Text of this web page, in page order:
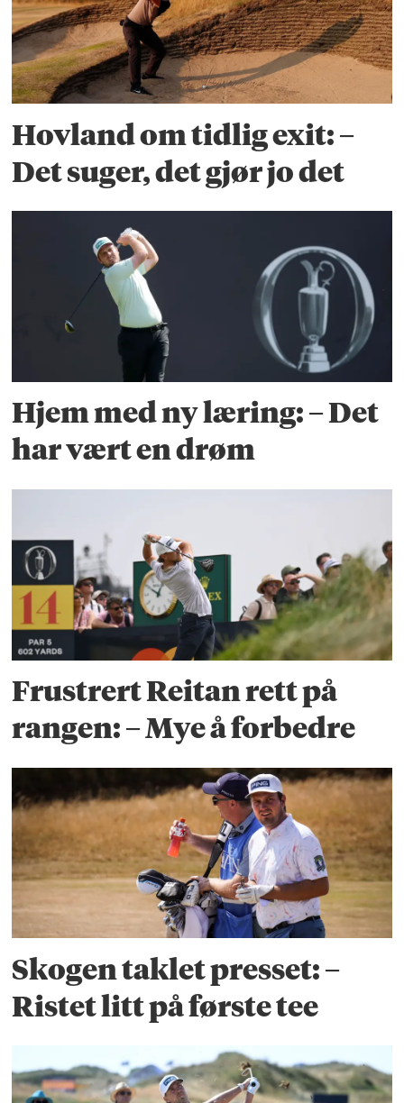
Hovland om tidlig exit: –
Det suger, det gjør jo det
Hjem med ny læring: – Det
har vært en drøm
Frustrert Reitan rett på
rangen: – Mye å forbedre
Skogen taklet presset: –
Ristet litt på første tee